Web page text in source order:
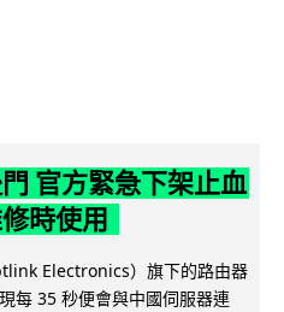
官方緊急下架止血
時使用
Electronics）旗下的路由器
每 35 秒便會與中國伺服器連